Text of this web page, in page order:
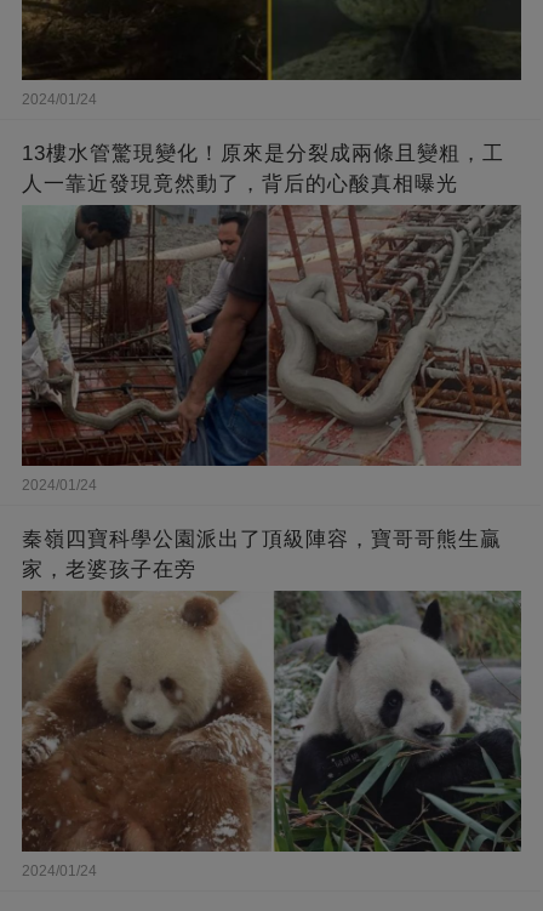
2024/01/24
13樓水管驚現變化！原來是分裂成兩條且變粗，工
人一靠近發現竟然動了，背后的心酸真相曝光
2024/01/24
秦嶺四寶科學公園派出了頂級陣容，寶哥哥熊生贏
家，老婆孩子在旁
2024/01/24